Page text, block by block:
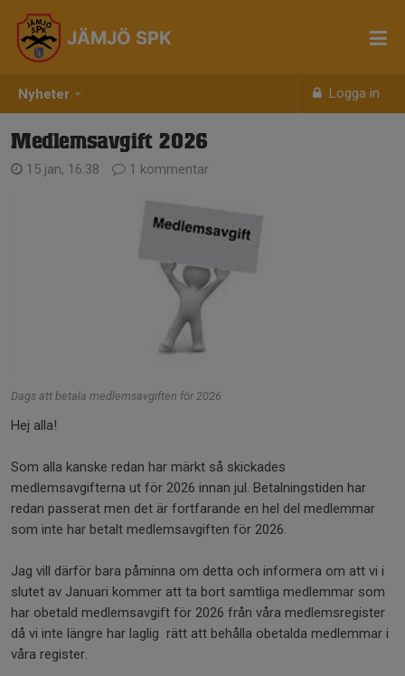
Nyheter Logga in
JÄMJÖ SPK
Medlemsavgift 2026
15 jan, 16:38 1 kommentar
Dags att betala medlemsavgiften för 2026
Hej alla!
Som alla kanske redan har märkt så skickades
medlemsavgifterna ut för 2026 innan jul. Betalningstiden har
redan passerat men det är fortfarande en hel del medlemmar
som inte har betalt medlemsavgiften för 2026.
Jag vill därför bara påminna om detta och informera om att vi i
slutet av Januari kommer att ta bort samtliga medlemmar som
har obetald medlemsavgift för 2026 från våra medlemsregister
då vi inte längre har laglig rätt att behålla obetalda medlemmar i
våra register.